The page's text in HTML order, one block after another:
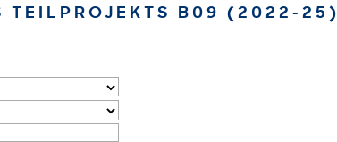
TEILPROJEKTS B09 (2022-25)